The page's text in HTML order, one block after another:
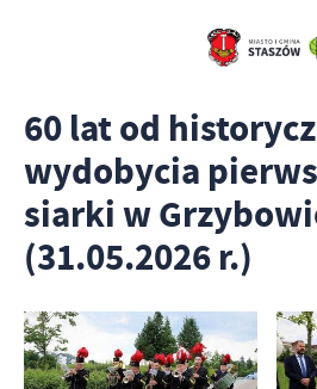
60 lat od
wydobycia
siarki w
(31.05.2026 r.)